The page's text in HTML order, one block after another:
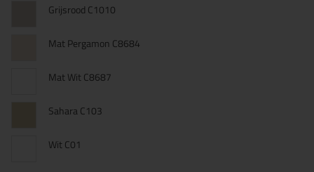
Grijsrood C1010
Mat Pergamon C8684
Mat Wit C8687
Sahara C103
Wit C01